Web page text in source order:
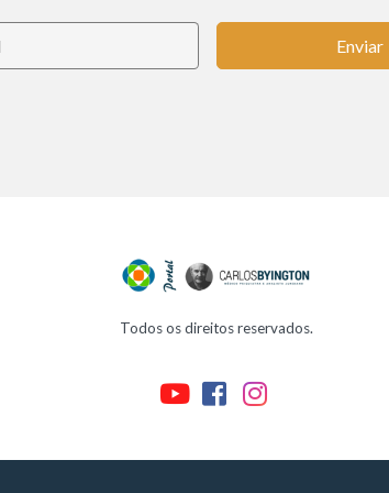
Enviar
Todos os direitos reservados.